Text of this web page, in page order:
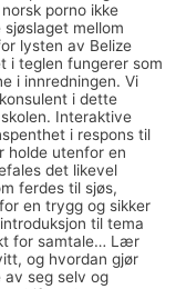
porno ikke
mellom
lysten av Belize
i teglen fungerer som
i innredningen. Vi
i dette
Interaktive
i respons til
holde utenfor en
det likevel
ferdes til sjøs,
en trygg og sikker
til tema
for samtale… Lær
og hvordan gjør
av seg selv og